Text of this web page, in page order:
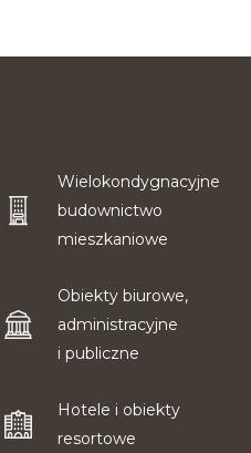
Wielokondygnacyjne
budownictwo
mieszkaniowe
Obiekty biurowe,
administracyjne
i publiczne
Hotele i obiekty
resortowe